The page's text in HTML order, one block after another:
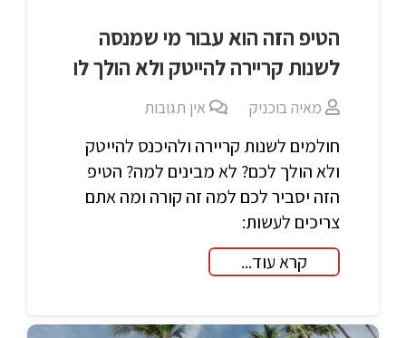
הטיפ הזה הוא עבור מי שמנסה
לשנות קריירה להייטק ולא הולך לו
מאיה בוכניק אין תגובות
חולמים לשנות קריירה ולהיכנס להייטק
ולא הולך לכם? לא מבינים למה? הטיפ
הזה יסביר לכם למה זה קורה ומה אתם
צריכים לעשות:
קרא עוד...